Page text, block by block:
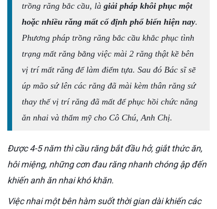
trồng răng bắc cầu, là giải pháp khôi phục một
hoặc nhiều răng mất cố định phổ biến hiện nay.
Phương pháp trồng răng bắc cầu khắc phục tình
trạng mất răng bằng việc mài 2 răng thật kề bên
vị trí mất răng để làm điểm tựa. Sau đó Bác sĩ sẽ
úp mão sứ lên các răng đã mài kèm thân răng sứ
thay thế vị trí răng đã mất để phục hồi chức năng
ăn nhai và thẩm mỹ cho Cô Chú, Anh Chị.
Được 4-5 năm thì cầu răng bắt đầu hở, giắt thức ăn,
hôi miệng, những cơn đau răng nhanh chóng ập đến
khiến anh ăn nhai khó khăn.
Việc nhai một bên hàm suốt thời gian dài khiến các